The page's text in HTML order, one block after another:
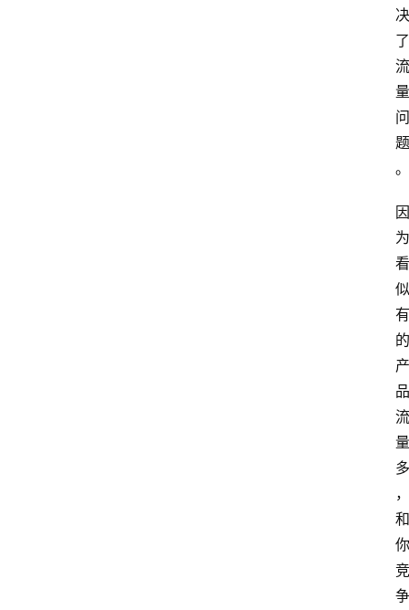
决
了
流
量
问
题
。
因
为
看
似
有
的
产
品
流
量
多
，
和
你
竞
争